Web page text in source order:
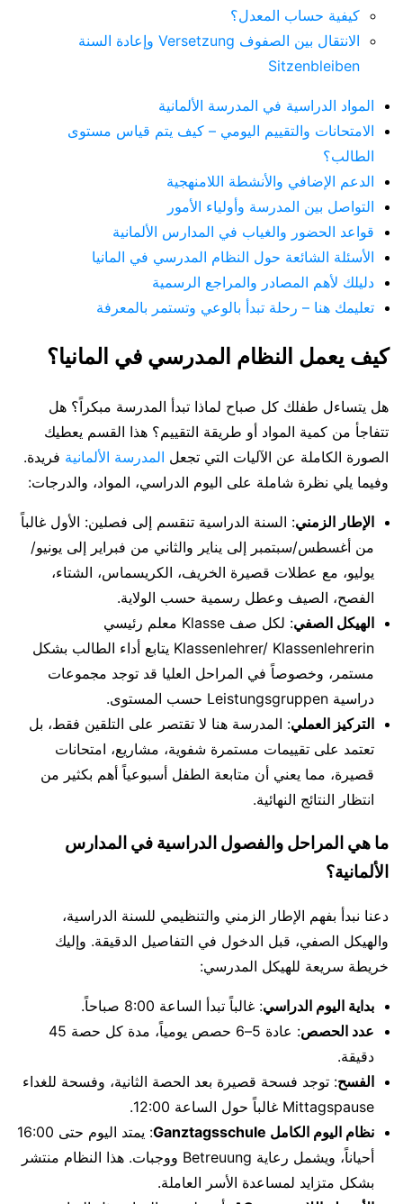
كيفية حساب المعدل؟
الانتقال بين الصفوف Versetzung وإعادة السنة
Sitzenbleiben
المواد الدراسية في المدرسة الألمانية
الامتحانات والتقييم اليومي – كيف يتم قياس مستوى
الطالب؟
الدعم الإضافي والأنشطة اللامنهجية
التواصل بين المدرسة وأولياء الأمور
قواعد الحضور والغياب في المدارس الألمانية
الأسئلة الشائعة حول النظام المدرسي في المانيا
دليلك لأهم المصادر والمراجع الرسمية
تعليمك هنا – رحلة تبدأ بالوعي وتستمر بالمعرفة
كيف يعمل النظام المدرسي في المانيا؟
هل يتساءل طفلك كل صباح لماذا تبدأ المدرسة مبكراً؟ هل
تتفاجأ من كمية المواد أو طريقة التقييم؟ هذا القسم يعطيك
الصورة الكاملة عن الآليات التي تجعل المدرسة الألمانية فريدة.
وفيما يلي نظرة شاملة على اليوم الدراسي، المواد، والدرجات:
الإطار الزمني: السنة الدراسية تنقسم إلى فصلين: الأول غالباً
من أغسطس/سبتمبر إلى يناير والثاني من فبراير إلى يونيو/
يوليو، مع عطلات قصيرة الخريف، الكريسماس، الشتاء،
الفصح، الصيف وعطل رسمية حسب الولاية.
الهيكل الصفي
: لكل صف Klasse معلم رئيسي
Klassenlehrer/ Klassenlehrerin يتابع أداء الطالب بشكل
مستمر، وخصوصاً في المراحل العليا قد توجد مجموعات
دراسية Leistungsgruppen حسب المستوى.
التركيز العملي: المدرسة هنا لا تقتصر على التلقين فقط، بل
تعتمد على تقييمات مستمرة شفوية، مشاريع، امتحانات
قصيرة، مما يعني أن متابعة الطفل أسبوعياً أهم بكثير من
انتظار النتائج النهائية.
ما هي المراحل والفصول الدراسية في المدارس
الألمانية؟
دعنا نبدأ بفهم الإطار الزمني والتنظيمي للسنة الدراسية،
والهيكل الصفي، قبل الدخول في التفاصيل الدقيقة. وإليك
خريطة سريعة للهيكل المدرسي:
بداية اليوم الدراسي: غالباً تبدأ الساعة 8:00 صباحاً.
عدد الحصص
: عادة 5–6 حصص يومياً، مدة كل حصة 45
دقيقة.
الفسح: توجد فسحة قصيرة بعد الحصة الثانية، وفسحة للغداء
Mittagspause غالباً حول الساعة 12:00.
نظام اليوم الكامل Ganztagsschule
: يمتد اليوم حتى 16:00
أحياناً، ويشمل رعاية Betreuung ووجبات. هذا النظام منتشر
بشكل متزايد لمساعدة الأسر العاملة.